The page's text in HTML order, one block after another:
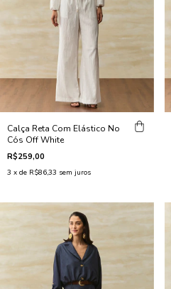
Calça Reta Com Elástico No
Cós Off White
R$259,00
3 x de R$86,33 sem juros